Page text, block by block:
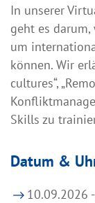
In unserer
geht es
um
können. Wir
cultures“,
Skills zu
Datum &
10.09.2026